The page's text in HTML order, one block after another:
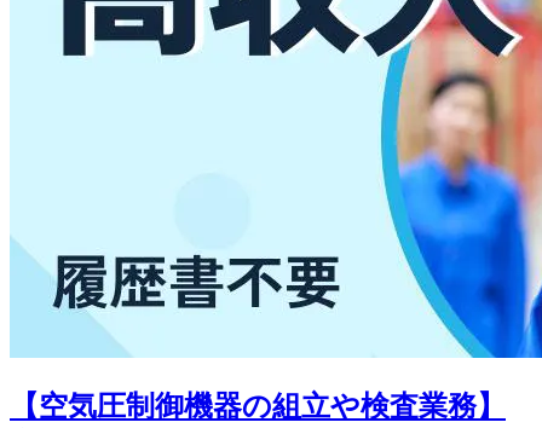
【空気圧制御機器の組立や検査業務】